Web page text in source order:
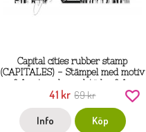
Capital cities rubber stamp
(CAPITALES) - Stämpel med motiv
från stora huvudstäder från
KatzelKraft SOLO
41 kr 69 kr
Info Köp